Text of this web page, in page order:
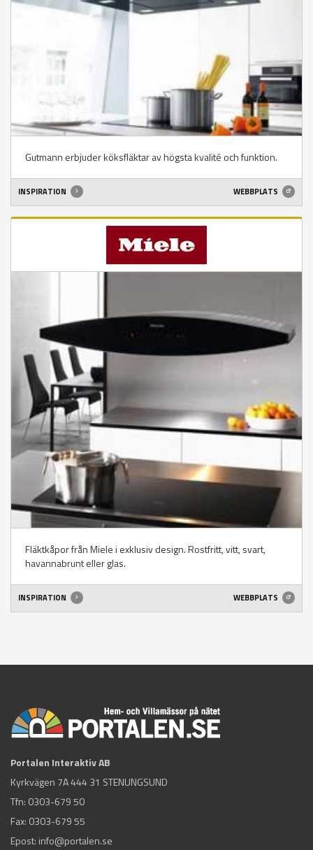
Gutmann erbjuder köksfläktar av högsta kvalité och funktion.
INSPIRATION WEBBPLATS
Fläktkåpor från Miele i exklusiv design. Rostfritt, vitt, svart,
havannabrunt eller glas.
INSPIRATION WEBBPLATS
Portalen Interaktiv AB
Kyrkvägen 7A 444 31 STENUNGSUND
Tfn: 0303-679 50
Fax: 0303-679 55
Epost: info@portalen.se